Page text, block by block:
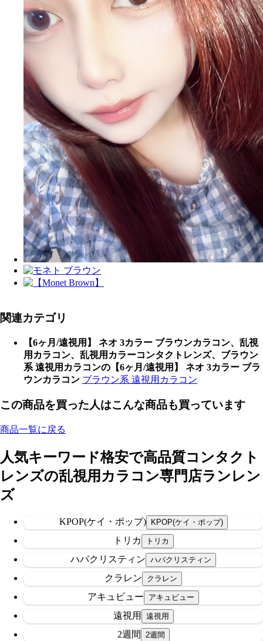
関連カテゴリ
【6ヶ月/遠視用】 ネオ 3カラー ブラウンカラコン、乱視
用カラコン、乱視用カラーコンタクトレンズ、ブラウン
系 遠視用カラコンの【6ヶ月/遠視用】 ネオ 3カラー ブラ
ウンカラコン ブラウン系 遠視用カラコン
この商品を買った人はこんな商品も買っています
商品一覧に戻る
人気キーワード格安で高品質コンタクト
レンズの乱視用カラコン専門店ランレン
ズ
KPOP(ケイ・ポップ)
トリカ
ハパクリスティン
クラレン
アキュビュー
遠視用
2週間